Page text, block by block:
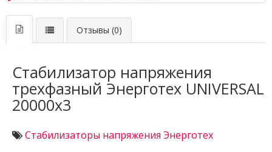
Отзывы (0)
Стабилизатор напряжения
трехфазный Энерготех UNIVERSAL
20000х3
Стабилизаторы напряжения Энерготех